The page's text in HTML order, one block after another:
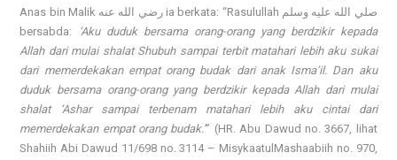
Anas bin Malik رضي الله عنهia berkata: “Rasulullah صلي الله عليه وسلم
bersabda:
‘Aku duduk bersama orang-orang yang berdzikir kepada
Allah dari mulai shalat Shubuh sampai terbit matahari lebih aku sukai
dari memerdekakan empat orang budak dari anak Isma’il. Dan aku
duduk bersama orang-orang yang berdzikir kepada Allah dari mulai
shalat ‘Ashar sampai terbenam matahari lebih aku cintai dari
memerdekakan empat orang budak.’” (HR. Abu Dawud no. 3667, lihat
Shahiih Abi Dawud 11/698 no. 3114 – MisykaatulMashaabiih no. 970,